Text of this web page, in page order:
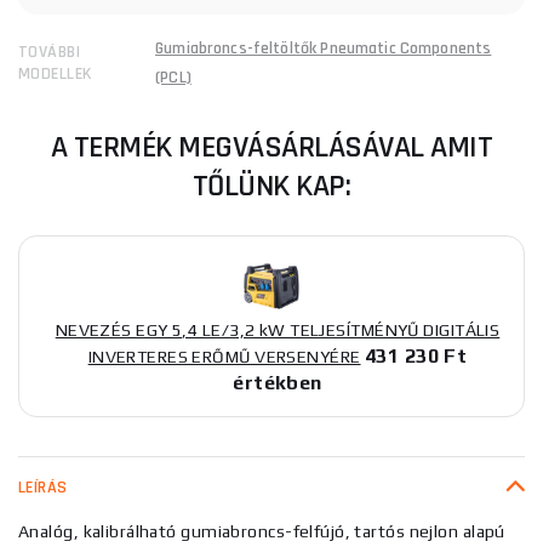
TOVÁBBI
MODELLEK
Gumiabroncs-feltöltők Pneumatic Components
(PCL)
A TERMÉK MEGVÁSÁRLÁSÁVAL AMIT
TŐLÜNK KAP:
NEVEZÉS EGY 5,4 LE/3,2 kW TELJESÍTMÉNYŰ DIGITÁLIS
INVERTERES ERŐMŰ VERSENYÉRE 431 230 Ft
értékben
LEÍRÁS
Analóg, kalibrálható gumiabroncs-felfújó, tartós nejlon alapú